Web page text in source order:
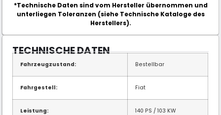
*Technische Daten sind vom Hersteller übernommen und
unterliegen Toleranzen (siehe Technische Kataloge des
Herstellers).
TECHNISCHE DATEN
Fahrzeugzustand: Bestellbar
Fahrgestell: Fiat
Leistung: 140 PS / 103 KW